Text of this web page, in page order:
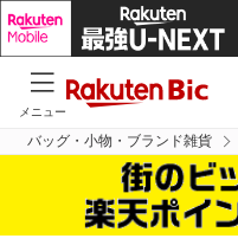
メニュー
バッグ・小物・ブランド雑貨